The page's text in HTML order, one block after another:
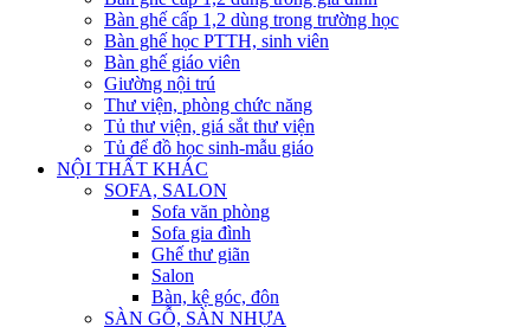
Bàn ghế cấp 1,2 dùng trong trường học
Bàn ghế học PTTH, sinh viên
Bàn ghế giáo viên
Giường nội trú
Thư viện, phòng chức năng
Tủ thư viện, giá sắt thư viện
Tủ để đồ học sinh-mẫu giáo
NỘI THẤT KHÁC
SOFA, SALON
Sofa văn phòng
Sofa gia đình
Ghế thư giãn
Salon
Bàn, kệ góc, đôn
SÀN GỖ, SÀN NHỰA